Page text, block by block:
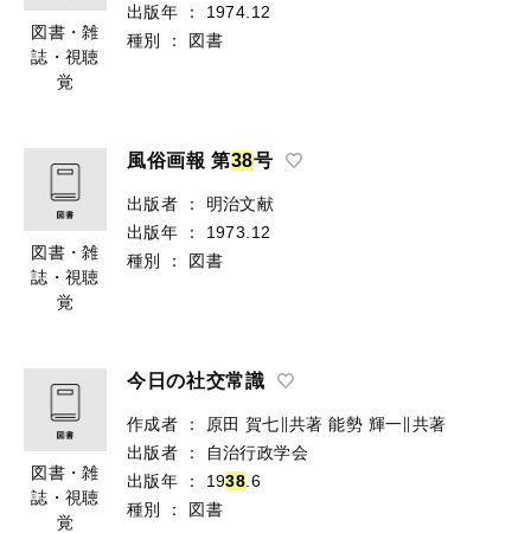
図書・雑
誌・視聴
覚
出版年
：
1974.12
種別
： 図書
図書・雑
誌・視聴
覚
風俗画報 第38号
出版者 ：
明治文献
出版年
：
1973.12
種別
： 図書
図書・雑
誌・視聴
覚
今日の社交常識
作成者 ： 原田 賀七∥共著 能勢 輝一∥共著
出版者
：
自治行政学会
出版年
： 1938 .6
種別
： 図書